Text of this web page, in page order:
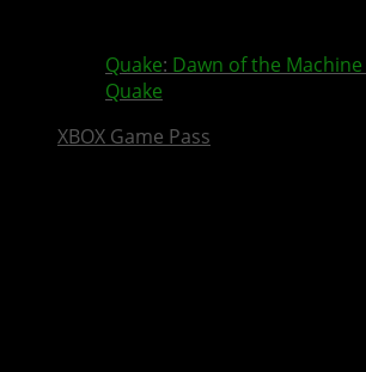
Quake: Dawn of the Machine
Quake
XBOX Game Pass